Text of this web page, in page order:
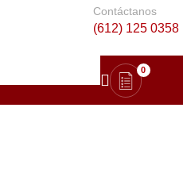
Contáctanos
(612) 125 0358
0